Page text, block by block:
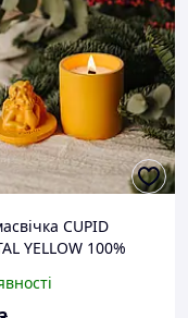
CUPID
YELLOW 100%
Презент NAC 1032Y